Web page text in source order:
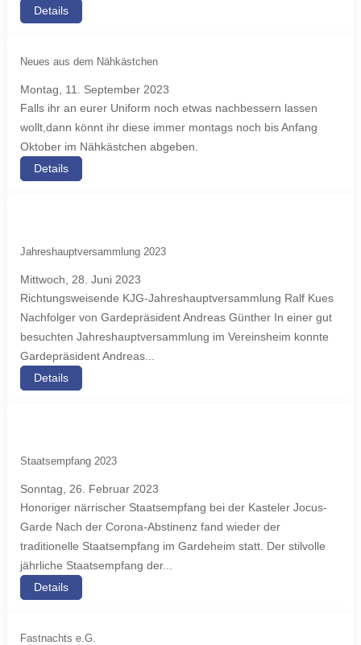
Details
Neues aus dem Nähkästchen
Montag, 11. September 2023
Falls ihr an eurer Uniform noch etwas nachbessern lassen
wollt,dann könnt ihr diese immer montags noch bis Anfang
Oktober im Nähkästchen abgeben.
Details
Jahreshauptversammlung 2023
Mittwoch, 28. Juni 2023
Richtungsweisende KJG-Jahreshauptversammlung Ralf Kues
Nachfolger von Gardepräsident Andreas Günther In einer gut
besuchten Jahreshauptversammlung im Vereinsheim konnte
Gardepräsident Andreas...
Details
Staatsempfang 2023
Sonntag, 26. Februar 2023
Honoriger närrischer Staatsempfang bei der Kasteler Jocus-
Garde Nach der Corona-Abstinenz fand wieder der
traditionelle Staatsempfang im Gardeheim statt. Der stilvolle
jährliche Staatsempfang der...
Details
Fastnachts e.G.